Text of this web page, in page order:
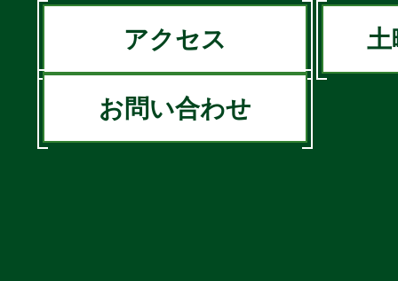
アクセス 土
お問い合わせ